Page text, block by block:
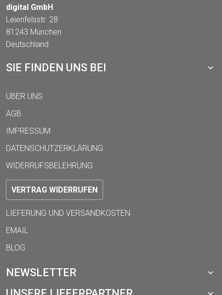
digital GmbH
Leienfelsstr. 28
81243 München
Deutschland
SIE FINDEN UNS BEI
ÜBER UNS
AGB
IMPRESSUM
DATENSCHUTZERKLÄRUNG
WIDERRUFSBELEHRUNG
VERTRAG WIDERRUFEN
LIEFERUNG UND VERSANDKOSTEN
EMAIL
BLOG
NEWSLETTER